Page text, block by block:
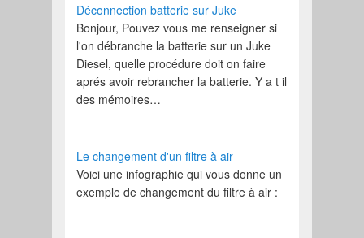
Déconnection batterie sur Juke
Bonjour, Pouvez vous me renseigner si
l'on débranche la batterie sur un Juke
Diesel, quelle procédure doit on faire
aprés avoir rebrancher la batterie. Y a t il
des mémoires…
Le changement d'un filtre à air
Voici une infographie qui vous donne un
exemple de changement du filtre à air :